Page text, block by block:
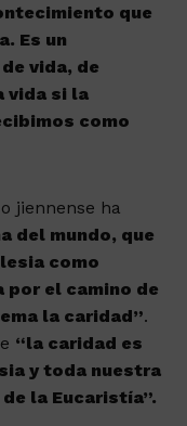
que
Es un
vida, de
vida si la
como
jiennense ha
del mundo, que
como
por el camino de
la caridad”.
“la caridad es
y toda nuestra
la Eucaristía”.